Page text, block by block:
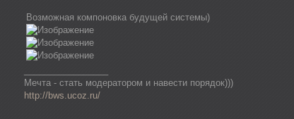
Возможная компоновка будущей системы)
Мечта - стать модератором и навести порядок)))
http://bws.ucoz.ru/